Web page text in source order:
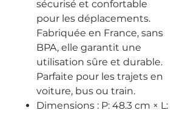
sécurisé et confortable
pour les déplacements.
Fabriquée en France, sans
BPA, elle garantit une
utilisation sûre et durable.
Parfaite pour les trajets en
voiture, bus ou train.
Dimensions : P: 48.3 cm × L: